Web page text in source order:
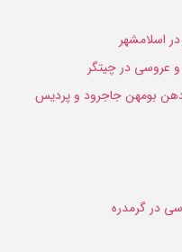
اسلامشهر
و عروسی در چیتگر
بومهن جاجرود و پردیس
در گرمدره